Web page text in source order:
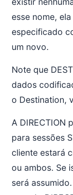
esse nome,
especificado
um novo.
Note que
dados
o Destination,
A DIRECTION
para sessões
cliente estará
ou ambos. Se
será